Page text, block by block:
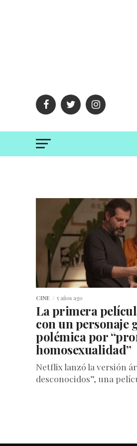
CINE 5 años ago
La primera
con un personaje
polémica por
homosexualidad”
Netflix lanzó la versión
desconocidos”, una